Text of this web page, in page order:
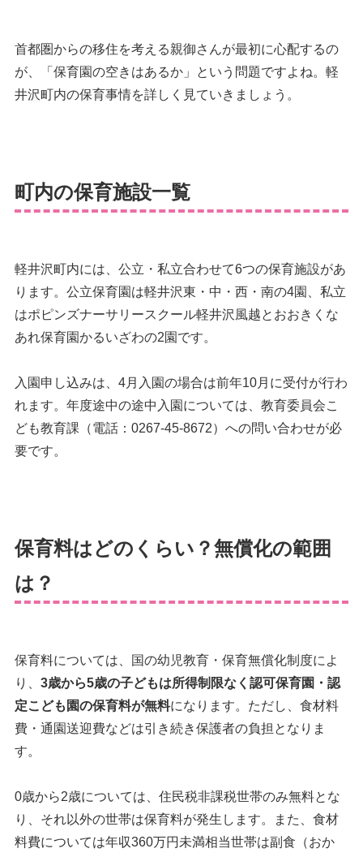
首都圏からの移住を考える親御さんが最初に心配するの
が、「保育園の空きはあるか」という問題ですよね。軽
井沢町内の保育事情を詳しく見ていきましょう。
町内の保育施設一覧
軽井沢町内には、公立・私立合わせて6つの保育施設があ
ります。公立保育園は軽井沢東・中・西・南の4園、私立
はポピンズナーサリースクール軽井沢風越とおおきくな
あれ保育園かるいざわの2園です。
入園申し込みは、4月入園の場合は前年10月に受付が行わ
れます。年度途中の途中入園については、教育委員会こ
ども教育課（電話：0267-45-8672）への問い合わせが必
要です。
保育料はどのくらい？無償化の範囲
は？
保育料については、国の幼児教育・保育無償化制度によ
り、 3歳から5歳の子どもは所得制限なく認可保育園・認
定こども園の保育料が無料になります。ただし、食材料
費・通園送迎費などは引き続き保護者の負担となりま
す。
0歳から2歳については、住民税非課税世帯のみ無料とな
り、それ以外の世帯は保育料が発生します。また、食材
料費については年収360万円未満相当世帯は副食（おか